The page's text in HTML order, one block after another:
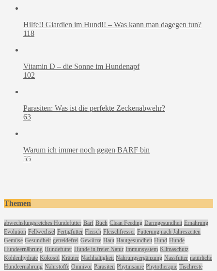
Hilfe!! Giardien im Hund!! – Was kann man dagegen tun?
118
Vitamin D – die Sonne im Hundenapf
102
Parasiten: Was ist die perfekte Zeckenabwehr?
63
Warum ich immer noch gegen BARF bin
55
Themen
abwechslungsreiches Hundefutter Barf Buch Clean Feeding Darmgesundheit Ernährung
Evolution Fellwechsel Fertigfutter Fleisch Fleischfresser Fütterung nach Jahreszeiten
Gemüse Gesundheit getreidefrei Gewürze Haut Hautgesundheit Hund Hunde
Hundeernährung Hundefutter Hunde in freier Natur Immunsystem Klimaschutz
Kohlenhydrate Kokosöl Kräuter Nachhaltigkeit Nahrungsergänzung Nassfutter natürliche
Hundeernährung Nährstoffe Omnivor Parasiten Phytinsäure Phytotherapie Tischreste